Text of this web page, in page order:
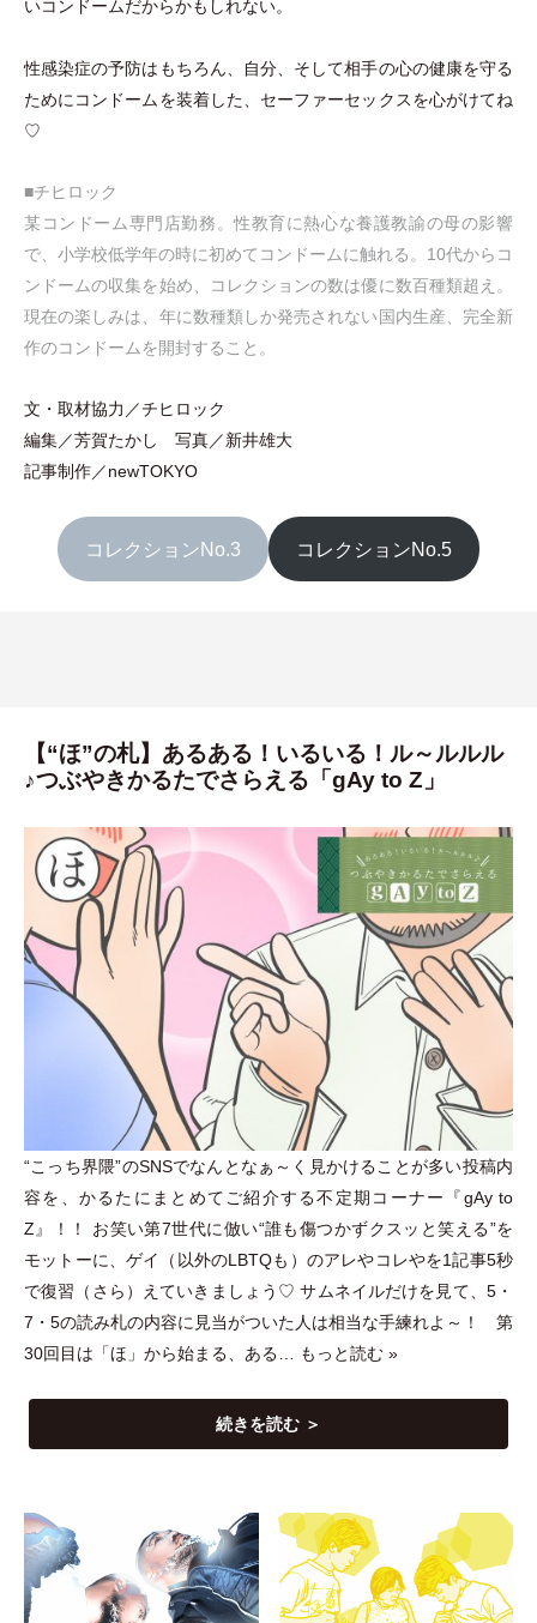
いコンドームだからかもしれない。
性感染症の予防はもちろん、自分、そして相手の心の健康を守る
ためにコンドームを装着した、セーファーセックスを心がけてね
♡
■チヒロック
某コンドーム専門店勤務。性教育に熱心な養護教諭の母の影響
で、小学校低学年の時に初めてコンドームに触れる。10代からコ
ンドームの収集を始め、コレクションの数は優に数百種類超え。
現在の楽しみは、年に数種類しか発売されない国内生産、完全新
作のコンドームを開封すること 。
文 ・ 取材協力／チヒロック
編集／芳賀たかし 写真／新井雄大
記事制作／newTOKYO
コレクションNo.3 コレクションNo.5
【“ほ”の札】あるある！いるいる！ル～ルルル
♪つぶやきかるたでさらえる「gAy to Z」
“こっち界隈”のSNSでなんとなぁ～く見かけることが多い投稿内
容を、かるたにまとめてご紹介する不定期コーナー『gAy to
Z』！！ お笑い第7世代に倣い“誰も傷つかずクスッと笑える”を
モットーに、ゲイ
（ 以外のLBTQも ） のアレやコレやを1記事5秒
で復習 （ さら ） えていきましょう♡ サムネイルだけを見て、5・
7 ・ 5の読み札の内容に見当がついた人は相当な手練れよ～！ 第
30回目は 「ほ 」 から始まる、ある… もっと読む »
続きを読む ＞